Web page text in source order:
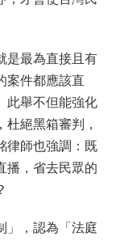
是最為直接且有
案件都應該直
此舉不但能強化
絕黑箱審判，
律師也強調：既
播，省去民眾的
」，認為「法庭